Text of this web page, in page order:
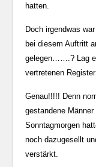
hatten.
Doch irgendwas
bei diesem Auftritt
gelegen…….? Lag
vertretenen
Genau!!!!! Denn
gestandene
Sonntagmorgen
noch dazugesellt
verstärkt.